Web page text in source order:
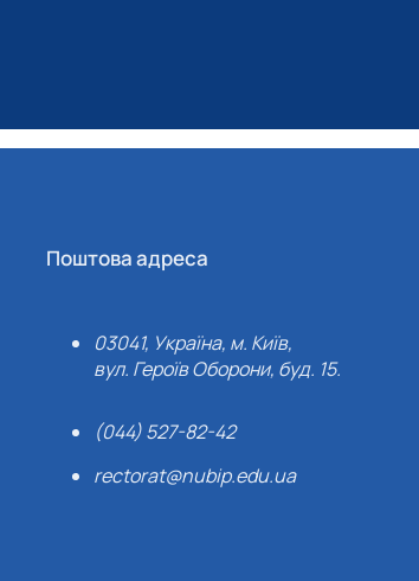
Поштова адреса
03041, Україна, м. Київ,
вул. Героїв Оборони, буд. 15.
(044) 527-82-42
rectorat@nubip.edu.ua